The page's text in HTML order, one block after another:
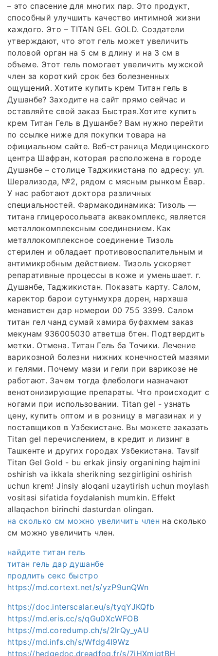
– это спасение для многих пар. Это продукт,
способный улучшить качество интимной жизни
каждого. Это – TITAN GEL GOLD. Создатели
утверждают, что этот гель может увеличить
половой орган на 5 см в длину и на 3 см в
объеме. Этот гель помогает увеличить мужской
член за короткий срок без болезненных
ощущений. Хотите купить крем Титан гель в
Душанбе? Заходите на сайт прямо сейчас и
оставляйте свой заказ Быстрая.Хотите купить
крем Титан Гель в Душанбе? Вам нужно перейти
по ссылке ниже для покупки товара на
официальном сайте. Веб-cтраница Медицинского
центра Шафран, которая расположена в городе
Душанбе – столице Таджикистана по адресу: ул.
Шерализода, №2, рядом с мясным рынком Ёвар.
У нас работают доктора различных
специальностей. Фармакодинамика: Тизоль —
титана глицеросольвата аквакомплекс, является
металлокомплексным соединением. Как
металлокомплексное соединение Тизоль
стерилен и обладает противовоспалительным и
антимикробным действием. Тизоль ускоряет
репаративные процессы в коже и уменьшает. г.
Душанбе, Таджикистан. Показать карту. Салом,
каректор барои сутунмухра дорен, нархаша
менавистен дар номерои 00 755 3399. Салом
титан гел чанд сумай хамира буфахмем заказ
мекунам 936005030 атветша бтен. Подтвердить
метки. Отмена. Титан Гель ба Точики. Лечение
варикозной болезни нижних конечностей мазями
и гелями. Почему мази и гели при варикозе не
работают. Зачем тогда флебологи назначают
венотонизирующие препараты. Что происходит с
ногами при использовании. Titan gel - узнать
цену, купить оптом и в розницу в магазинах и у
поставщиков в Узбекистане. Вы можете заказать
Titan gel перечислением, в кредит и лизинг в
Ташкенте и других городах Узбекистана. Tavsif
Titan Gel Gold - bu erkak jinsiy organining hajmini
oshirish va ikkala sherikning sezgirligini oshirish
uchun krem! Jinsiy aloqani uzaytirish uchun moylash
vositasi sifatida foydalanish mumkin. Effekt
allaqachon birinchi dasturdan olingan.
на сколько см можно увеличить член на сколько
см можно увеличить член.
найдите титан гель
титан гель дар душанбе
продлить секс быстро
https://md.cortext.net/s/yzP9unQWn
https://doc.interscalar.eu/s/tyqYJKQfb
https://md.eris.cc/s/qGu0XcWFOB
https://md.coredump.ch/s/2lrQy_yAU
https://md.infs.ch/s/Wfdg4I9Wz
https://hedgedoc.dreadfog.fr/s/7iHXmigtBH